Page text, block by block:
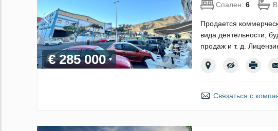
€ 285 000
Спален: 6
Продается
вида деятельности,
продаж и т. д.
Связаться с